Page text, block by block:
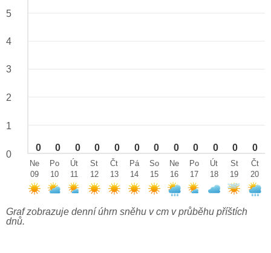
0 0 0 0 0 0 0 0 0 0 0 0
5
4
3
2
1
0
Ne
09
Po
10
Út
11
St
12
Čt
13
Pá
14
So
15
Ne
16
Po
17
Út
18
St
19
Čt
20
Graf zobrazuje denní úhrn sněhu v cm v průběhu příštích
dnů.